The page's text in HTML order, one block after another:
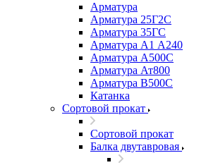
Арматура
Арматура 25Г2С
Арматура 35ГС
Арматура А1 А240
Арматура А500С
Арматура Ат800
Арматура В500С
Катанка
Сортовой прокат
Сортовой прокат
Балка двутавровая